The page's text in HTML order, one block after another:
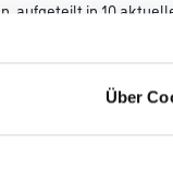
Über
aufgeteilt in 10
2029-
genau auf